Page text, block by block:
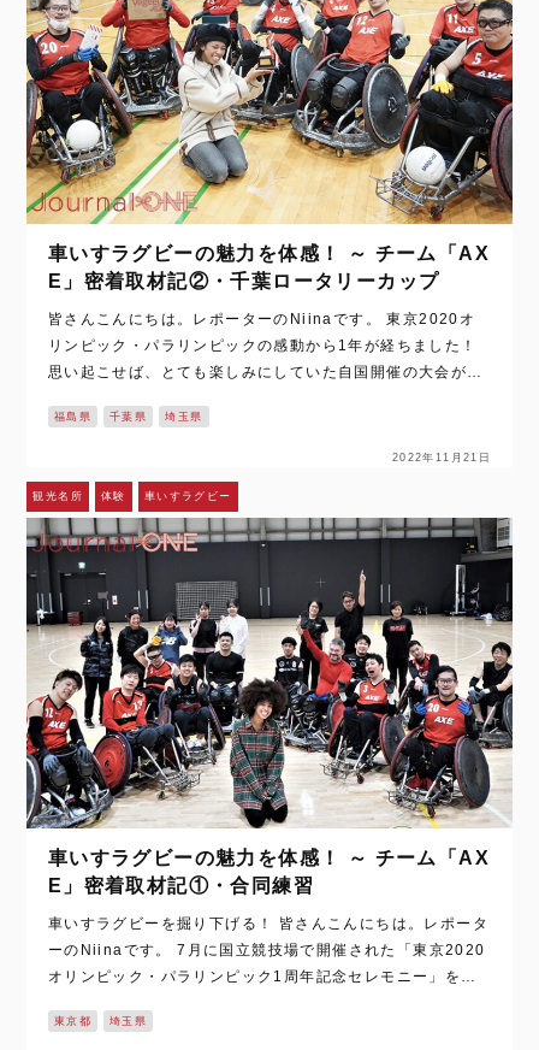
車いすラグビーの魅力を体感！ ～ チーム「AX
E」密着取材記②・千葉ロータリーカップ
皆さんこんにちは。レポーターのNiinaです。 東京2020オ
リンピック・パラリンピックの感動から1年が経ちました！
思い起こせば、とても楽しみにしていた自国開催の大会が、
ましたね。 し…
福島県 千葉県 埼玉県
2022年11月21日
観光名所 体験 車いすラグビー
車いすラグビーの魅力を体感！ ～ チーム「AX
E」密着取材記①・合同練習
車いすラグビーを掘り下げる！ 皆さんこんにちは。レポータ
ーのNiinaです。 7月に国立競技場で開催された「東京2020
オリンピック・パラリンピック1周年記念セレモニー」をレ
ラリンピック…
東京都 埼玉県